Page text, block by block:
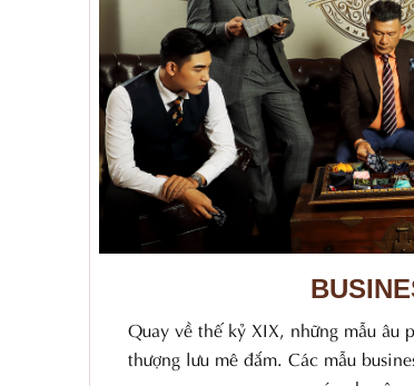
Quay về thế kỷ XIX, những mẫu âu
thượng lưu mê đắm. Các mẫu